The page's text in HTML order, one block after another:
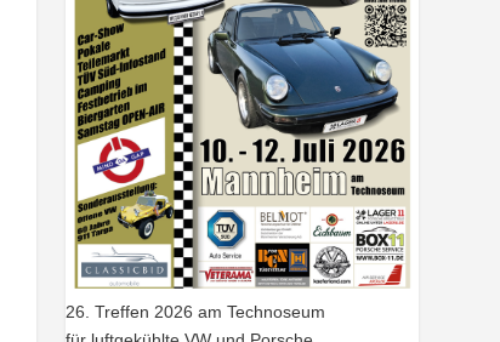
26. Treffen 2026 am Technoseum